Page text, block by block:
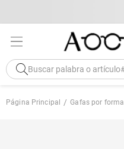
Página Principal Gafas por forma